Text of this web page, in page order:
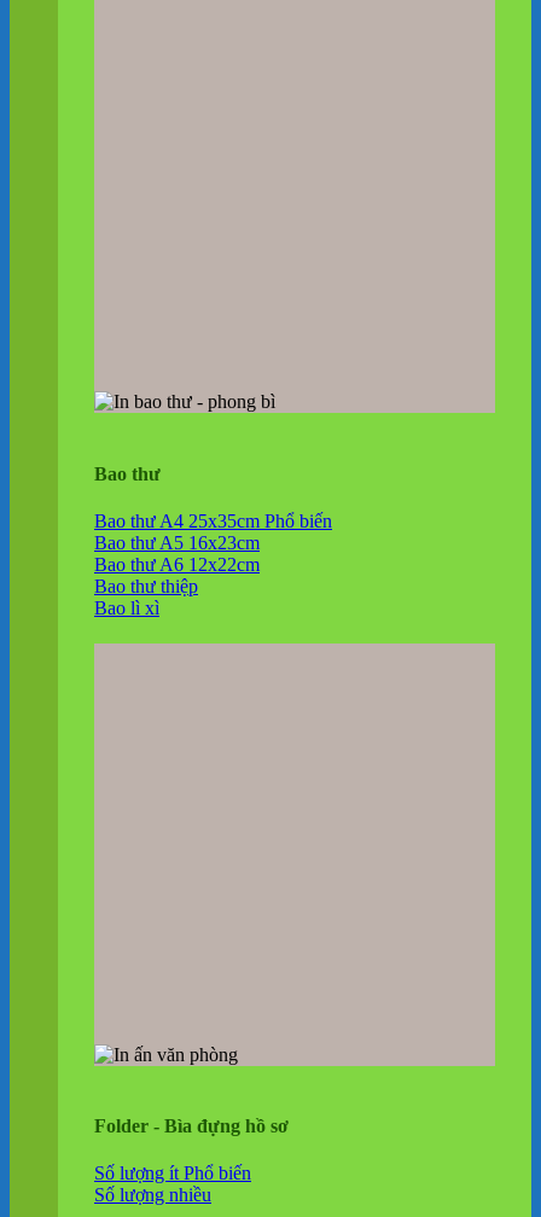
Bao thư
Bao thư A4 25x35cm
Bao thư A5 16x23cm
Bao thư A6 12x22cm
Bao thư thiệp
Bao lì xì
Folder - Bìa đựng hồ sơ
Số lượng ít
Số lượng nhiều